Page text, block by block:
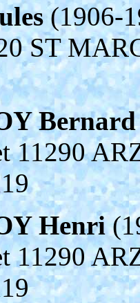
(1906-
ST
Bernard
11290
Henri
11290